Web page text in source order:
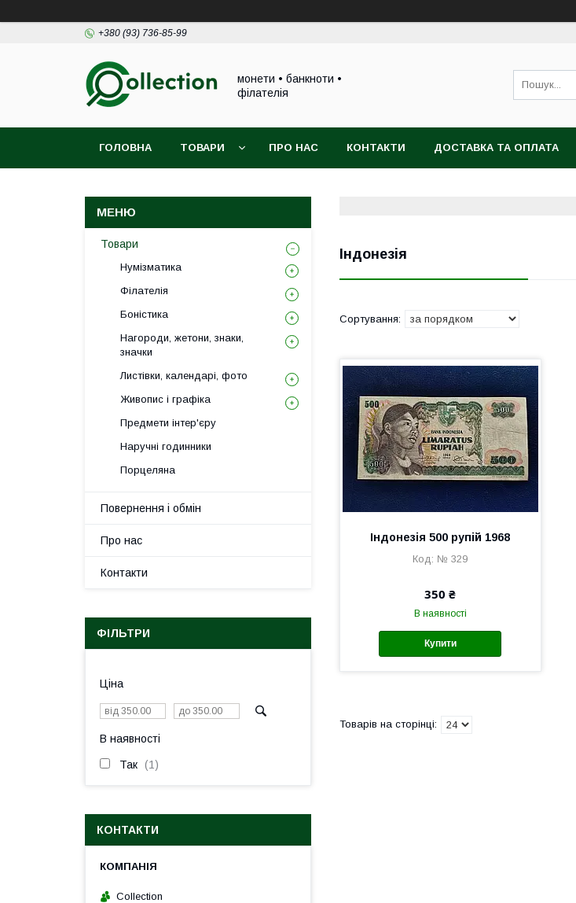
+380 (93) 736-85-99
монети • банкноти •
філателія
ГОЛОВНА ТОВАРИ ПРО НАС КОНТАКТИ ДОСТАВКА ТА ОПЛАТА
Індонезія
Індонезія 500 рупій 1968
№ 329
350 ₴
В наявності
Купити
Товари
Нумізматика
Філателія
Боністика
Нагороди, жетони, знаки,
значки
Листівки, календарі, фото
Живопис і графіка
Предмети інтер'єру
Наручні годинники
Порцеляна
Повернення і обмін
Про нас
Контакти
ФІЛЬТРИ
Ціна
В наявності
Так 1
КОНТАКТИ
Collection